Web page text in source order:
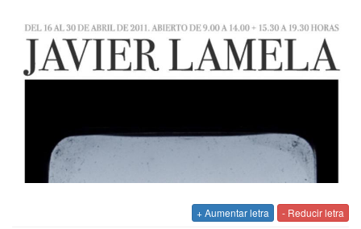
+ Aumentar letra - Reducir letra